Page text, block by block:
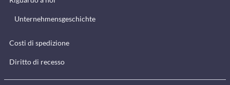
Unternehmensgeschichte
Costi di spedizione
Diritto di recesso